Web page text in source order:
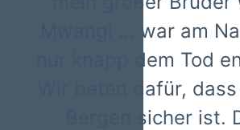
Mwangi … war am
nur knapp dem Tod
Wir beten dafür,
Bergen sicher ist.